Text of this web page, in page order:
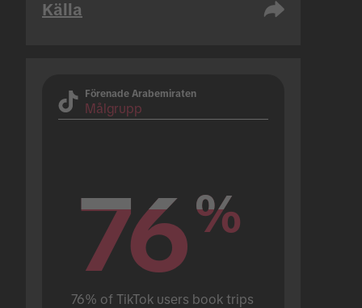
Källa
Förenade Arabemiraten
Målgrupp
76%
76%
76% of TikTok users book trips